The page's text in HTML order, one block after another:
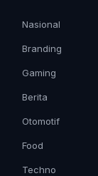
Nasional
Branding
Gaming
Berita
Otomotif
Food
Techno